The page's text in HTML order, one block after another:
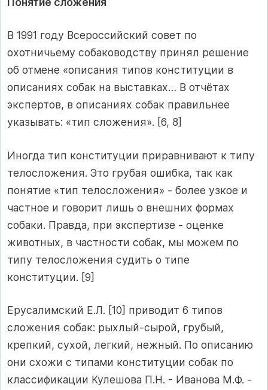
В 1991 году Всероссийский совет по
охотничьему собаководству принял решение
об отмене «описания типов конституции в
описаниях собак на выставках… В отчётах
экспертов, в описаниях собак правильнее
указывать: «тип сложения». [6, 8]
Иногда тип конституции приравнивают к типу
телосложения. Это грубая ошибка, так как
понятие «тип телосложения» - более узкое и
частное и говорит лишь о внешних формах
собаки. Правда, при экспертизе - оценке
животных, в частности собак, мы можем по
типу телосложения судить о типе
конституции. [9]
Ерусалимский Е.Л. [10] приводит 6 типов
сложения собак: рыхлый-сырой, грубый,
крепкий, сухой, легкий, нежный. По описанию
они схожи с типами конституции собак по
классификации Кулешова П.Н. - Иванова М.Ф. -